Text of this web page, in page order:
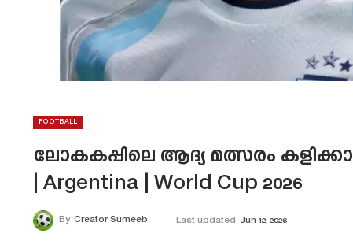
FOOTBALL
ലോകകപ്പിലെ ആദ്യ മത്സരം
| Argentina | World Cup 2026
By Creator Sumeeb Last updated Jun 12, 2026